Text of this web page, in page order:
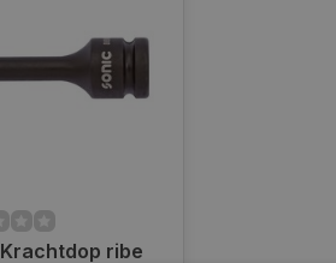
ribe